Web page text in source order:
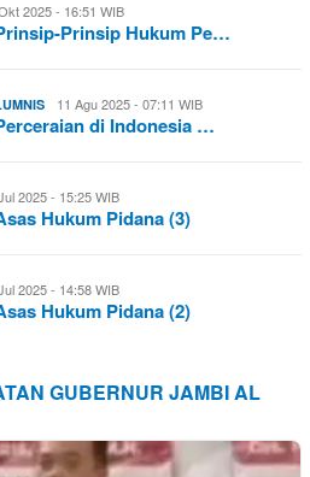
2025 - 16:51 WIB
Prinsip Hukum Pe…
11 Agu 2025 - 07:11 WIB
di Indonesia …
2025 - 15:25 WIB
Hukum Pidana (3)
2025 - 14:58 WIB
Hukum Pidana (2)
GUBERNUR JAMBI AL